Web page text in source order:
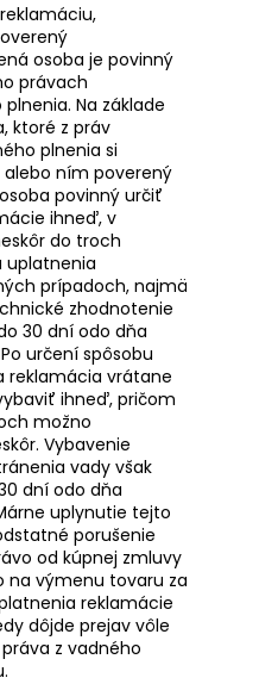
osoba je povinný
právach
Na základe
ktoré z práv
plnenia si
alebo ním poverený
povinný určiť
ihneď, v
do troch
uplatnenia
prípadoch, najmä
zhodnotenie
30 dní odo dňa
určení spôsobu
reklamácia vrátane
ihneď, pričom
možno
Vybavenie
vady však
dní odo dňa
uplynutie tejto
porušenie
od kúpnej zmluvy
na výmenu tovaru za
reklamácie
dôjde prejav vôle
z vadného